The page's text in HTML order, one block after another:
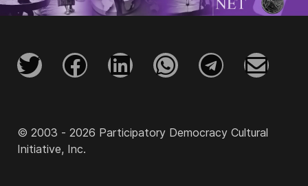
© 2003 - 2026 Participatory Democracy Cultural
Initiative, Inc.